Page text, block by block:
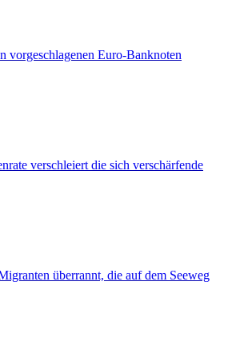
vorgeschlagenen Euro-Banknoten
verschleiert die sich verschärfende
überrannt, die auf dem Seeweg